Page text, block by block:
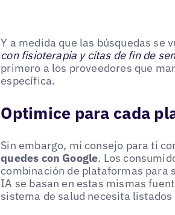
Y a medida que las búsquedas se
con fisioterapia y citas de fin de
primero a los proveedores que
específica.
Optimice para cada
Sin embargo, mi consejo para ti
quedes con Google. Los
combinación de plataformas para
IA se basan en estas mismas
sistema de salud necesita